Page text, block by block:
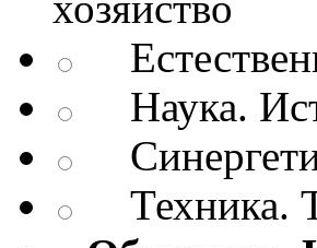
Наука.
Техника.